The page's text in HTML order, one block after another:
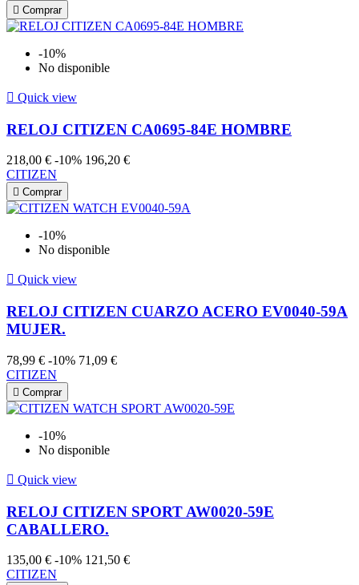
 Comprar
-10%
No disponible
 Quick view
RELOJ CITIZEN CA0695-84E HOMBRE
218,00 € -10% 196,20 €
CITIZEN
 Comprar
-10%
No disponible
 Quick view
RELOJ CITIZEN CUARZO ACERO EV0040-59A
MUJER.
78,99 € -10% 71,09 €
CITIZEN
 Comprar
-10%
No disponible
 Quick view
RELOJ CITIZEN SPORT AW0020-59E
CABALLERO.
135,00 € -10% 121,50 €
CITIZEN